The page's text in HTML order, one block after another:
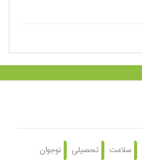
سلامت تحصیلی نوجوان